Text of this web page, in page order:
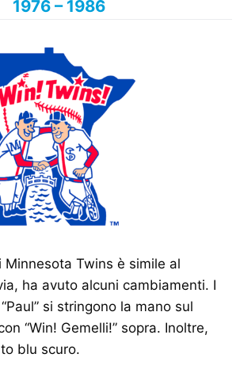
1976 – 1986
Minnesota Twins è simile al
ha avuto alcuni cambiamenti. I
si stringono la mano sul
“Win! Gemelli!” sopra. Inoltre,
blu scuro.